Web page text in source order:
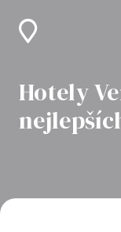
Hotely